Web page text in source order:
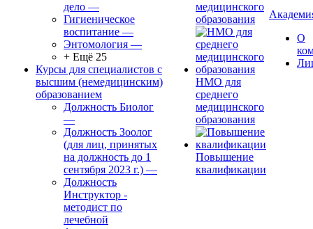
дело —
Гигиеническое
воспитание —
Энтомология —
+ Ещё 25
Курсы для специалистов с
высшим (немедицинским)
образованием
Должность Биолог
—
Должность Зоолог
(для лиц, принятых
на должность до 1
сентября 2023 г.) —
Должность
Инструктор -
методист по
лечебной
медицинского
образования
НМО для
среднего
медицинского
образования
Повышение
квалификации
О